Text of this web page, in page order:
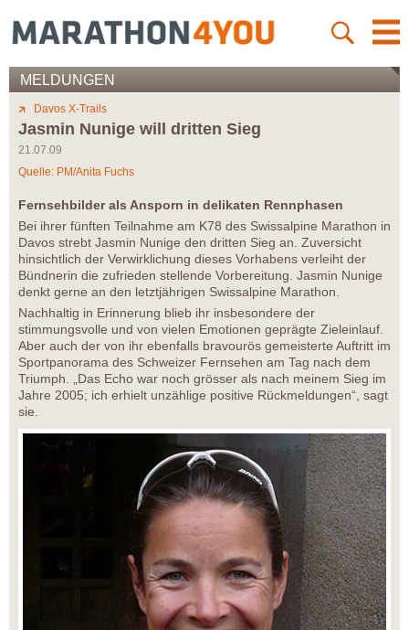
MELDUNGEN
Davos X-Trails
Jasmin Nunige will dritten Sieg
21.07.09
Quelle: PM/Anita Fuchs
Fernsehbilder als Ansporn in delikaten Rennphasen
Bei ihrer fünften Teilnahme am K78 des Swissalpine Marathon in
Davos strebt Jasmin Nunige den dritten Sieg an. Zuversicht
hinsichtlich der Verwirklichung dieses Vorhabens verleiht der
Bündnerin die zufrieden stellende Vorbereitung. Jasmin Nunige
denkt gerne an den letztjährigen Swissalpine Marathon.
Nachhaltig in Erinnerung blieb ihr insbesondere der
stimmungsvolle und von vielen Emotionen geprägte Zieleinlauf.
Aber auch der von ihr ebenfalls bravourös gemeisterte Auftritt im
Sportpanorama des Schweizer Fernsehen am Tag nach dem
Triumph. „Das Echo war noch grösser als nach meinem Sieg im
Jahre 2005; ich erhielt unzählige positive Rückmeldungen“, sagt
sie.